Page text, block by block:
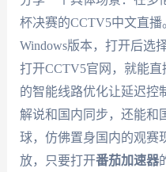
杯决赛的CCTV5中文直播
Windows版本，打开后选
打开CCTV5官网，就能直
的智能线路优化让延迟控
解说和国内同步，还能和
球，仿佛置身国内的观赛
放，只要打开番茄加速器